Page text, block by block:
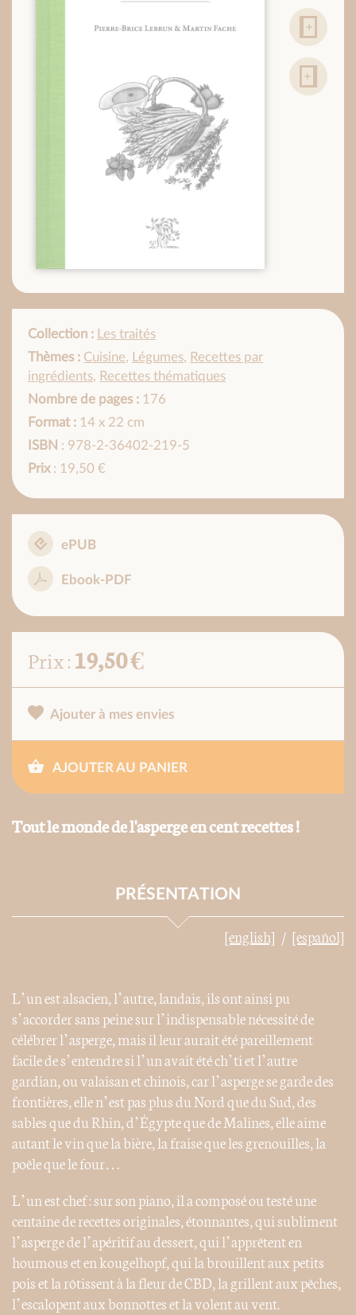
Collection : Les traités
Thèmes : Cuisine, Légumes, Recettes par
ingrédients, Recettes thématiques
Nombre de pages : 176
Format : 14 x 22 cm
ISBN : 978-2-36402-219-5
Prix: 19,50 €
ePUB
Ebook-PDF
Prix :19,50 €
Ajouter à mes envies
AJOUTER AU PANIER
Tout le monde de l'asperge en cent recettes !
PRÉSENTATION
[english] [español]
L’un est alsacien, l’autre, landais, ils ont ainsi pu
s’accorder sans peine sur l’indispensable nécessité de
célébrer l’asperge, mais il leur aurait été pareillement
facile de s’entendre si l’un avait été ch’ti et l’autre
gardian, ou valaisan et chinois, car l’asperge se garde des
frontières, elle n’est pas plus du Nord que du Sud, des
sables que du Rhin, d’Égypte que de Malines, elle aime
autant le vin que la bière, la fraise que les grenouilles, la
poêle que le four…
L’un est chef : sur son piano, il a composé ou testé une
centaine de recettes originales, étonnantes, qui subliment
l’asperge de l’apéritif au dessert, qui l’apprêtent en
houmous et en kougelhopf, qui la brouillent aux petits
pois et la rôtissent à la fleur de CBD, la grillent aux pêches,
l’escalopent aux bonnottes et la volent au vent.